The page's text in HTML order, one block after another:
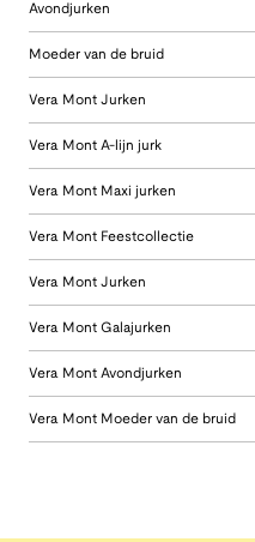
Avondjurken
Moeder van de bruid
Vera Mont Jurken
Vera Mont A-lijn jurk
Vera Mont Maxi jurken
Vera Mont Feestcollectie
Vera Mont Jurken
Vera Mont Galajurken
Vera Mont Avondjurken
Vera Mont Moeder van de bruid